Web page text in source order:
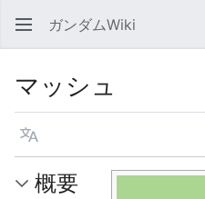
ガンダムWiki
マッシュ
言語
概要